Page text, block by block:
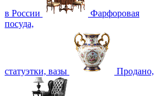
в России
Фарфоровая
посуда,
статуэтки, вазы Продано,